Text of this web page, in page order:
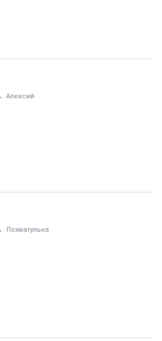
Алексий
Лохматулька